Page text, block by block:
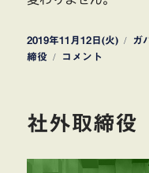
投
稿
2019年11月12日(火)
カ
ガ
締役
大
ス
コメント
社外取締役